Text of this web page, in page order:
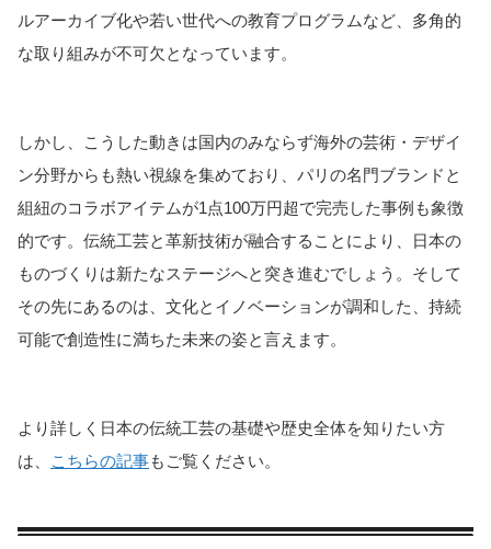
ルアーカイブ化や若い世代への教育プログラムなど、多角的
な取り組みが不可欠となっています。
しかし、こうした動きは国内のみならず海外の芸術・デザイ
ン分野からも熱い視線を集めており、パリの名門ブランドと
組紐のコラボアイテムが1点100万円超で完売した事例も象徴
的です。伝統工芸と革新技術が融合することにより、日本の
ものづくりは新たなステージへと突き進むでしょう。そして
その先にあるのは、文化とイノベーションが調和した、持続
可能で創造性に満ちた未来の姿と言えます。
より詳しく日本の伝統工芸の基礎や歴史全体を知りたい方
は、
こちらの記事もご覧ください。